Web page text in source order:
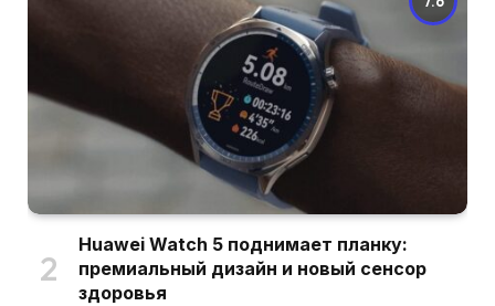
Huawei Watch 5 поднимает планку:
премиальный дизайн и новый сенсор
здоровья